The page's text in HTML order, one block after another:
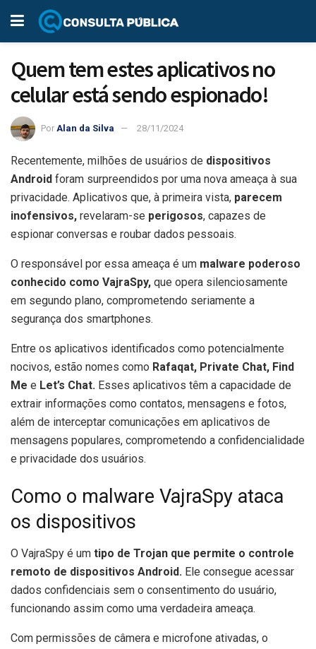
Quem tem estes aplicativos no
celular está sendo espionado!
Por Alan da Silva 28/11/2024
Recentemente, milhões de usuários de dispositivos
Android foram surpreendidos por uma nova ameaça à sua
privacidade. Aplicativos que, à primeira vista, parecem
inofensivos, revelaram-se perigosos, capazes de
espionar conversas e roubar dados pessoais.
O responsável por essa ameaça é um malware poderoso
conhecido como VajraSpy, que opera silenciosamente
em segundo plano, comprometendo seriamente a
segurança dos smartphones.
Entre os aplicativos identificados como potencialmente
nocivos, estão nomes como Rafaqat, Private Chat, Find
Me e Let’s Chat. Esses aplicativos têm a capacidade de
extrair informações como contatos, mensagens e fotos,
além de interceptar comunicações em aplicativos de
mensagens populares, comprometendo a confidencialidade
e privacidade dos usuários.
Como o malware VajraSpy ataca
os dispositivos
O VajraSpy é um tipo de Trojan que permite o controle
remoto de dispositivos Android. Ele consegue acessar
dados confidenciais sem o consentimento do usuário,
funcionando assim como uma verdadeira ameaça.
Com permissões de câmera e microfone ativadas, o